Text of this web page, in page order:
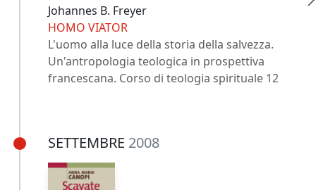
Johannes B. Freyer
HOMO VIATOR
L'uomo alla luce della storia della salvezza.
Un'antropologia teologica in prospettiva
francescana. Corso di teologia spirituale 12
SETTEMBRE 2008